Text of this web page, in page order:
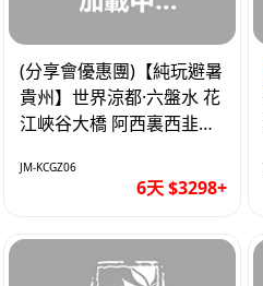
(分享會優惠團)【純玩避暑
貴州】世界涼都·六盤水 花
江峽谷大橋 阿西裏西韭菜
JM-KCGZ06
6天 $3298+